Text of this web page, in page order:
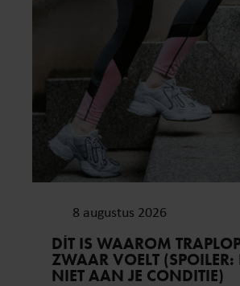
8 augustus 2026
DÍT IS WAAROM
ZWAAR VOELT (SPOILER:
NIET AAN JE CONDITIE)